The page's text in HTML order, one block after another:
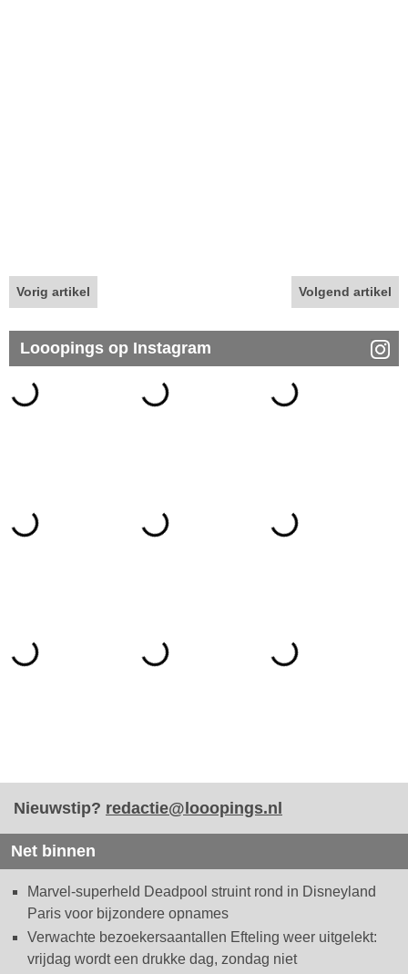
Vorig artikel Volgend artikel
Looopings op Instagram
Nieuwstip? redactie@looopings.nl
Net binnen
Marvel-superheld Deadpool struint rond in Disneyland
Paris voor bijzondere opnames
Verwachte bezoekersaantallen Efteling weer uitgelekt:
vrijdag wordt een drukke dag, zondag niet